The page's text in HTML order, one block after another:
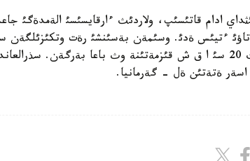
30 مئثداي ادام قاتئسئپ، ولاردئث ءارقايسئسئ
ءتيئس ةدئ. وسئمةن بةسئنشئ رةت وتكئزئلگةن
28 مةملةكةتتئث 20 سئ ا ق ش قئزمةتئنة وث باعا بةرگةن.
ةتةتئن ةل - گةرمانيا.